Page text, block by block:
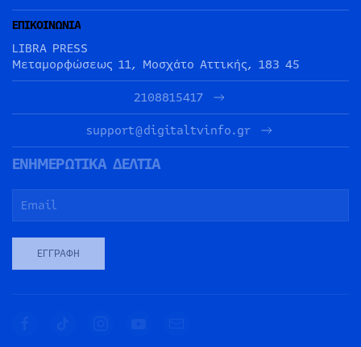
ΕΠΙΚΟΙΝΩΝΙΑ
LIBRA PRESS
Μεταμορφώσεως 11, Μοσχάτο Αττικής, 183 45
2108815417
support@digitaltvinfo.gr
ΕΝΗΜΕΡΩΤΙΚΑ ΔΕΛΤΙΑ
ΕΓΓΡΑΦΉ